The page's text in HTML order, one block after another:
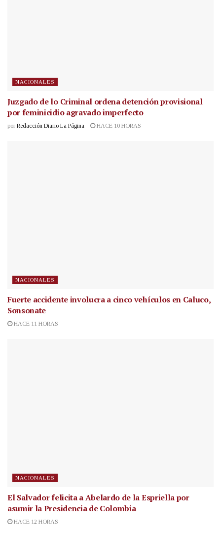
NACIONALES
Juzgado de lo Criminal ordena detención provisional
por feminicidio agravado imperfecto
por Redacción Diario La Página HACE 10 HORAS
NACIONALES
Fuerte accidente involucra a cinco vehículos en Caluco,
Sonsonate
HACE 11 HORAS
NACIONALES
El Salvador felicita a Abelardo de la Espriella por
asumir la Presidencia de Colombia
HACE 12 HORAS